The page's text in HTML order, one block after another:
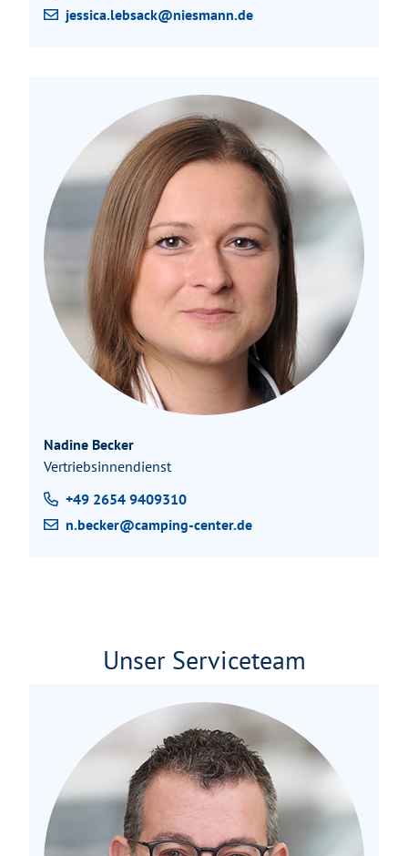
jessica.lebsack@niesmann.de
Nadine Becker
Vertriebsinnendienst
+49 2654 9409310
n.becker@camping-center.de
Unser Serviceteam